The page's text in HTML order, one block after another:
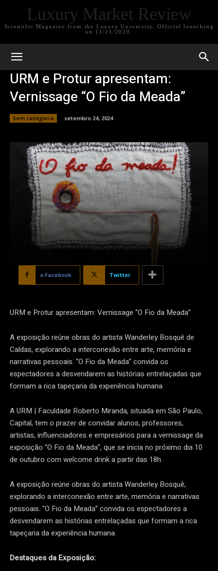
Luxury Market Review
Scientific Magazine from the Luxury University. Official launching
on 11/11/2020.
URM e Protur apresentam:
Vernissage “O Fio da Meada”
Sem categoria setembro 24, 2024
o Facebook Twitter
URM e Protur apresentam: Vernissage “O Fio da Meada”
A exposição reúne obras do artista Wanderley Bosquê de
Caldas, explorando a interconexão entre arte, memória e
narrativas pessoais. “O Fio da Meada” convida os
espectadores a desvendarem as histórias entrelaçadas que
formam a rica tapeçaria da experiência humana
A URM | Faculdade Roberto Miranda, situada em São Paulo,
Capital, tem o prazer de convidar alunos, professores,
artistas, influenciadores e empresários para a vernissage da
exposição “O Fio da Meada”, que se inicia no próximo dia 10
de outubro com welcome drink a partir das 18h.
A exposição reúne obras do artista Wanderley Bosquê,
explorando a interconexão entre arte, memória e narrativas
pessoais. “O Fio da Meada” convida os espectadores a
desvendarem as histórias entrelaçadas que formam a rica
tapeçaria da experiência humana.
Destaques da Exposição: